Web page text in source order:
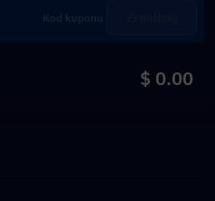
$ 0.00